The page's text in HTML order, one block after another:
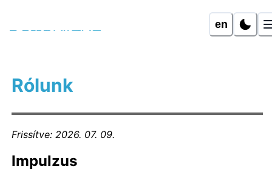
en
Rólunk
Frissítve: 2026. 07. 09.
Impulzus